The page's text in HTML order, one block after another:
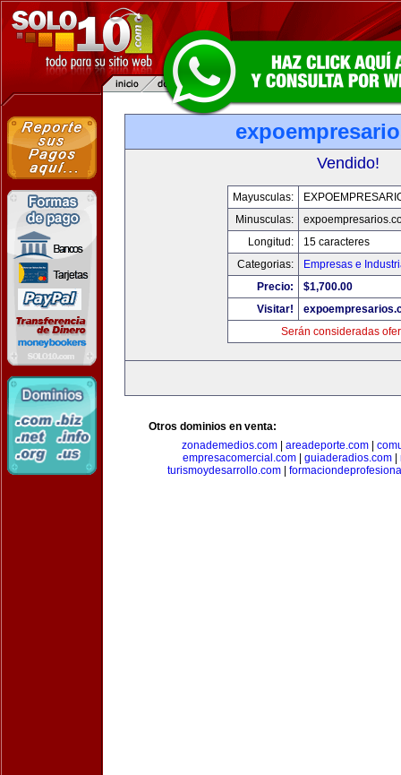
Vendido!
Mayusculas:
Minusculas:
Longitud:
15 caracteres
Categorias:
Empresas e
Precio:
$1,700.00
Visitar!
Serán consideradas
Otros dominios en venta:
zonademedios.com| areadeporte.com|
empresacomercial.com| guiaderadios.com|
turismoydesarrollo.com|